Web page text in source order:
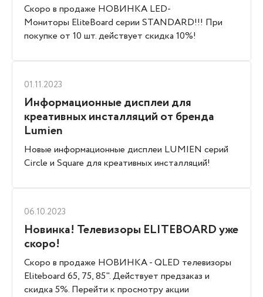
Скоро в продаже НОВИНКА LED-
Мониторы EliteBoard серии STANDARD!!! При
покупке от 10 шт. действует скидка 10%!
01.11.2023
Информационные дисплеи для
креативных инсталляций от бренда
Lumien
Новые информационные дисплеи LUMIEN серий
Circle и Square для креативных инсталляций!
06.10.2023
Новинка! Телевизоры ELITEBOARD уже
скоро!
Скоро в продаже НОВИНКА - QLED телевизоры
Eliteboard 65, 75, 85". Действует предзаказ и
скидка 5%. Перейти к просмотру акции